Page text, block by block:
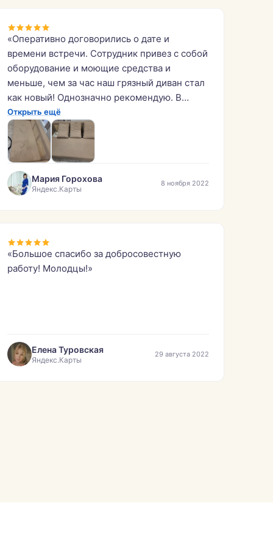
«Оперативно договорились о дате и
времени встречи. Сотрудник привез с собой
оборудование и моющие средства и
меньше, чем за час наш грязный диван стал
как новый! Однозначно рекомендую. В
стоимость входил выезд в загородный дом
за пределы КАД. На фото наш диван «до» и
«после» химчистки, результат очевиден.»
Открыть ещё
Мария Горохова
Яндекс.Карты
8 ноября 2022
«Большое спасибо за добросовестную
работу! Молодцы!»
Елена Туровская
Яндекс.Карты
29 августа 2022